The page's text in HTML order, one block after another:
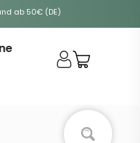
ab 50€ (DE)